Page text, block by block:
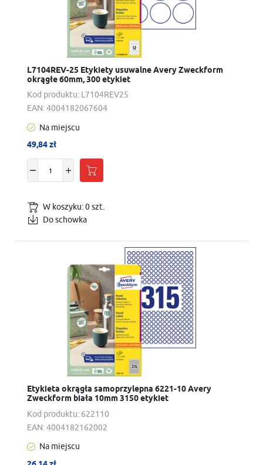
Kod produktu: L7104REV25
L7104REV-25 Etykiety usuwalne Avery Zweckform
okrągłe 60mm, 300 etykiet
EAN:4004182067604
Na miejscu
49,84 zł
W koszyku:0szt.
Do schowka
Kod produktu: 622110
Etykieta okrągła samoprzylepna 6221-10 Avery
Zweckform biała 10mm 3150 etykiet
EAN:4004182162002
Na miejscu